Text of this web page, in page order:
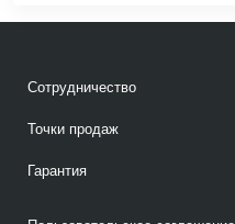
Сотрудничество
Точки продаж
Гарантия